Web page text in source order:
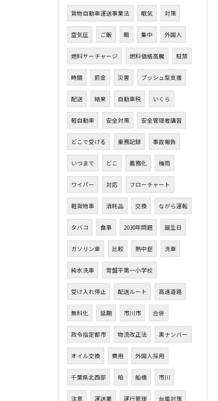
貨物自動車運送事業法 眠気 対策
空気圧 ご飯 暇 集中 外国人
燃料サーチャージ 燃料価格高騰 駐禁
時間 罰金 災害 プッシュ型支援
配送 結果 自動車税 いくら
軽自動車 安全対策 安全管理者講習
どこで受ける 乗務記録 事故報告
いつまで どこ 義務化 梅雨
ワイパー 対応 フローチャート
軽貨物車 消耗品 交換 ながら運転
タバコ 食事 2030年問題 誕生日
ガソリン車 比較 熱中症 洗車
純水洗車 常盤平第一小学校
受け入れ停止 配送ルート 高速道路
無料化 延期 市川市 合併
政令指定都市 物流改正法 黒ナンバー
オイル交換 費用 外国人採用
千葉県北西部 柏 船橋 市川
注意 運送業 運行管理 台風対策